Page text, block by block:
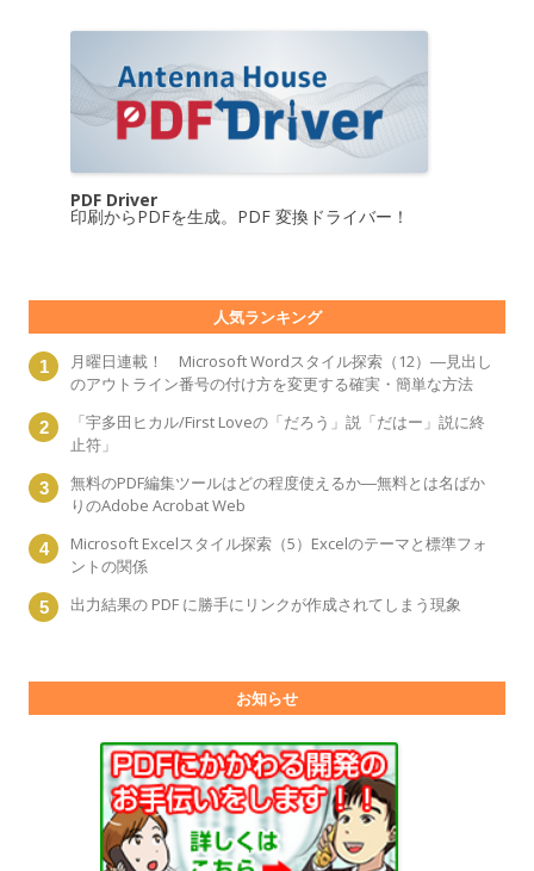
PDF Driver
印刷からPDFを生成。PDF 変換ドライバー！
人気ランキング
月曜日連載！ Microsoft Wordスタイル探索（12）―見出し
のアウトライン番号の付け方を変更する確実・簡単な方法
「宇多田ヒカル/First Loveの「だろう」説「だはー」説に終
止符」
無料のPDF編集ツールはどの程度使えるか―無料とは名ばか
りのAdobe Acrobat Web
Microsoft Excelスタイル探索（5）Excelのテーマと標準フォ
ントの関係
出力結果の PDF に勝手にリンクが作成されてしまう現象
お知らせ